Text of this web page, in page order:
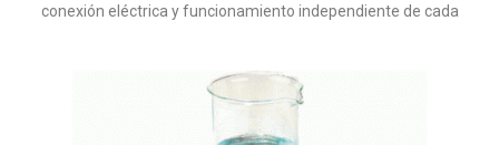
conexión eléctrica y funcionamiento independiente de cada
por microprocesador. Mantiene constante la velocidad
seleccionada, independientemente de que las condiciones de la
muestra varíen. Inicio